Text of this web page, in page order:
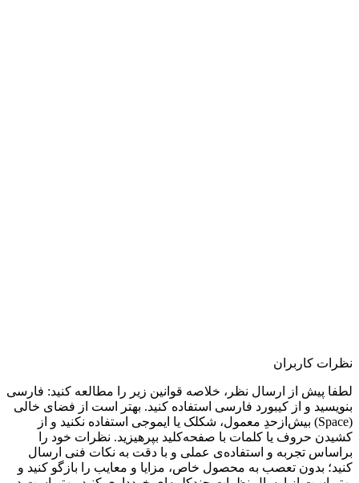
نظرات کاربران
لطفا پیش از ارسال نظر، خلاصه قوانین زیر را مطالعه کنید: فارسی
بنویسید و از کیبورد فارسی استفاده کنید. بهتر است از فضای خالی
(Space) بیش‌از‌حدِ معمول، شکلک یا ایموجی استفاده نکنید و از
کشیدن حروف یا کلمات با صفحه‌کلید بپرهیزید. نظرات خود را
براساس تجربه و استفاده‌ی عملی و با دقت به نکات فنی ارسال
کنید؛ بدون تعصب به محصول خاص، مزایا و معایب را بازگو کنید و